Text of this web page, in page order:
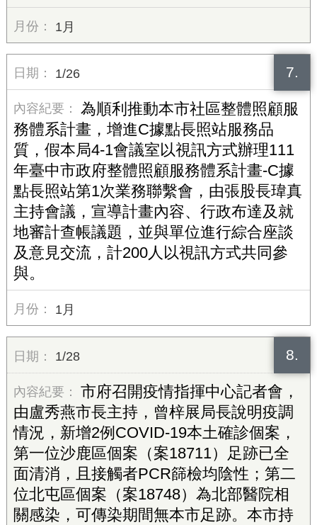
1月
7.
1/26
為順利推動本市社區整體照顧服
務體系計畫，增進C據點長照站服務品
質，假本局4-1會議室以視訊方式辦理111
年臺中市政府整體照顧服務體系計畫-C據
點長照站第1次業務聯繫會，由張股長瑋真
主持會議，宣導計畫內容、行政布達及就
地審計查帳議題，並與單位進行綜合座談
及意見交流，計200人以視訊方式共同參
與。
1月
8.
1/28
市府召開疫情指揮中心記者會，
由盧秀燕市長主持，曾梓展局長說明疫調
情況，新增2例COVID-19本土確診個案，
第一位沙鹿區個案（案18711）足跡已全
面清消，且接觸者PCR篩檢均陰性；第二
位北屯區個案（案18748）為北部醫院相
關感染，可傳染期間無本市足跡。本市持